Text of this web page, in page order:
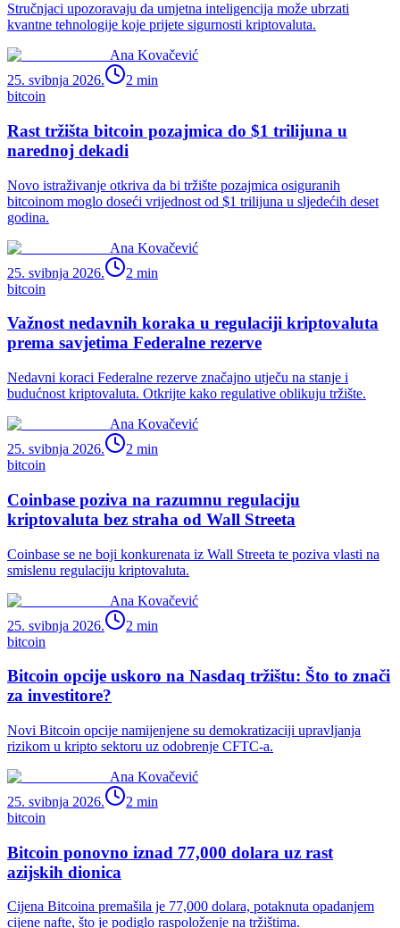
Stručnjaci upozoravaju da umjetna inteligencija može ubrzati
kvantne tehnologije koje prijete sigurnosti kriptovaluta.
Ana Kovačević
25. svibnja 2026.
2 min
bitcoin
Rast tržišta bitcoin pozajmica do $1 trilijuna u
narednoj dekadi
Novo istraživanje otkriva da bi tržište pozajmica osiguranih
bitcoinom moglo doseći vrijednost od $1 trilijuna u sljedećih deset
godina.
Ana Kovačević
25. svibnja 2026.
2 min
bitcoin
Važnost nedavnih koraka u regulaciji kriptovaluta
prema savjetima Federalne rezerve
Nedavni koraci Federalne rezerve značajno utječu na stanje i
budućnost kriptovaluta. Otkrijte kako regulative oblikuju tržište.
Ana Kovačević
25. svibnja 2026.
2 min
bitcoin
Coinbase poziva na razumnu regulaciju
kriptovaluta bez straha od Wall Streeta
Coinbase se ne boji konkurenata iz Wall Streeta te poziva vlasti na
smislenu regulaciju kriptovaluta.
Ana Kovačević
25. svibnja 2026.
2 min
bitcoin
Bitcoin opcije uskoro na Nasdaq tržištu: Što to znači
za investitore?
Novi Bitcoin opcije namijenjene su demokratizaciji upravljanja
rizikom u kripto sektoru uz odobrenje CFTC-a.
Ana Kovačević
25. svibnja 2026.
2 min
bitcoin
Bitcoin ponovno iznad 77,000 dolara uz rast
azijskih dionica
Cijena Bitcoina premašila je 77,000 dolara, potaknuta opadanjem
cijene nafte, što je podiglo raspoloženje na tržištima.